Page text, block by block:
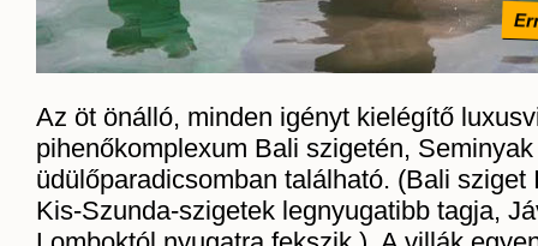
Az öt önálló, minden igényt kielégítő
pihenőkomplexum Bali szigetén, Seminyak
üdülőparadicsomban található. (Bali sziget
Kis-Szunda-szigetek legnyugatibb tagja,